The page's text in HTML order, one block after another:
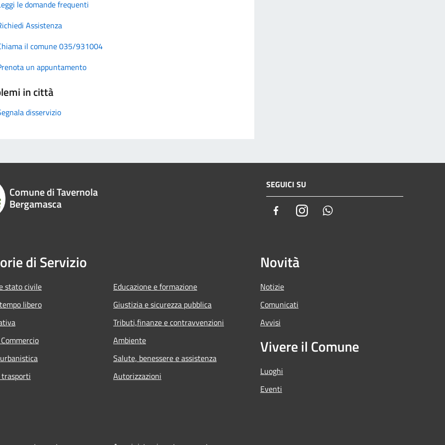
le domande frequenti
Assistenza
il comune 035/931004
un appuntamento
in città
disservizio
Comune di Tavernola
Bergamasca
SEGUICI SU
FacebookInstagram
di Servizio
stato civile
libero
Educazione e formazione
Giustizia e sicurezza pubblica
Tributi,finanze e contravvenzioni
Ambiente
Salute, benessere e assistenza
Autorizzazioni
Novità
Notizie
Comunicati
Avvisi
Vivere il Comune
Luoghi
Eventi